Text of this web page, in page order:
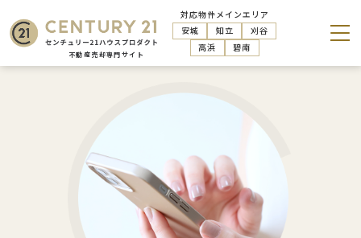
対応物件メインエリア
安城
知立
刈谷
高浜
碧南